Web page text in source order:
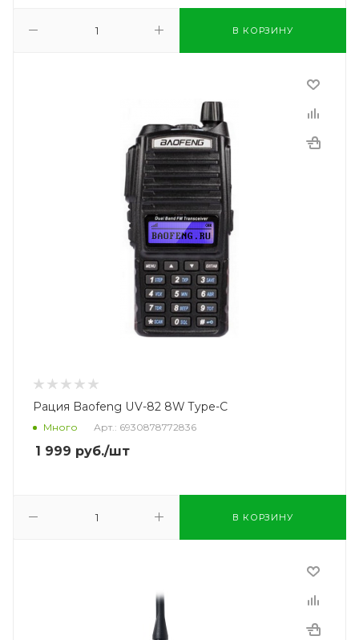
В КОРЗИНУ
Рация Baofeng UV-82 8W Type-C
Много Арт.: 6930878772836
1 999 руб./шт
В КОРЗИНУ